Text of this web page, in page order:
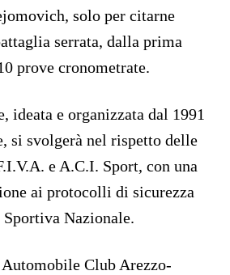
solo per citarne
serrata, dalla prima
prove cronometrate.
ideata e organizzata dal 1991
si svolgerà nel rispetto delle
e A.C.I. Sport, con una
ai protocolli di sicurezza
Nazionale.
Club Arezzo-